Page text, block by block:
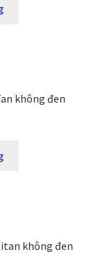
không đen
không đen